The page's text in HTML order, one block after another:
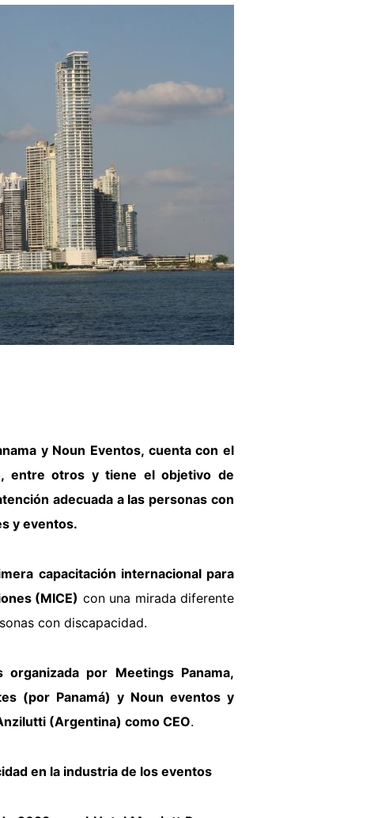
y Noun Eventos, cuenta con el
entre otros y tiene el objetivo de
adecuada a las personas con
y eventos.
capacitación internacional para
(MICE) con una mirada diferente
con discapacidad.
por Meetings Panama,
(por Panamá) y Noun eventos y
(Argentina) como CEO.
en la industria de los eventos